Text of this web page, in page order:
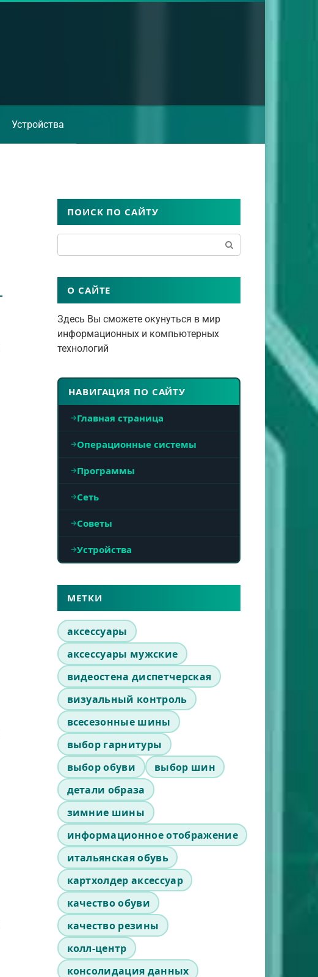
Устройства
ПОИСК ПО САЙТУ
О САЙТЕ
Здесь Вы сможете окунуться в мир
информационных и компьютерных
технологий
НАВИГАЦИЯ ПО САЙТУ
Главная страница
Операционные системы
Программы
Сеть
Советы
Устройства
МЕТКИ
аксессуары
аксессуары мужские
видеостена диспетчерская
визуальный контроль
всесезонные шины
выбор гарнитуры
выбор обуви
выбор шин
детали образа
зимние шины
информационное отображение
итальянская обувь
картхолдер аксессуар
качество обуви
качество резины
колл-центр
консолидация данных